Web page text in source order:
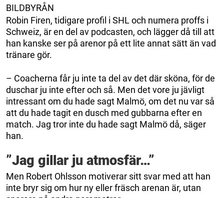
BILDBYRÅN
Robin Firen, tidigare profil i SHL och numera proffs i
Schweiz, är en del av podcasten, och lägger då till att
han kanske ser på arenor på ett lite annat sätt än vad
tränare gör.
– Coacherna får ju inte ta del av det där sköna, för de
duschar ju inte efter och så. Men det vore ju jävligt
intressant om du hade sagt Malmö, om det nu var så
att du hade tagit en dusch med gubbarna efter en
match. Jag tror inte du hade sagt Malmö då, säger
han.
”Jag gillar ju atmosfär…”
Men Robert Ohlsson motiverar sitt svar med att han
inte bryr sig om hur ny eller fräsch arenan är, utan